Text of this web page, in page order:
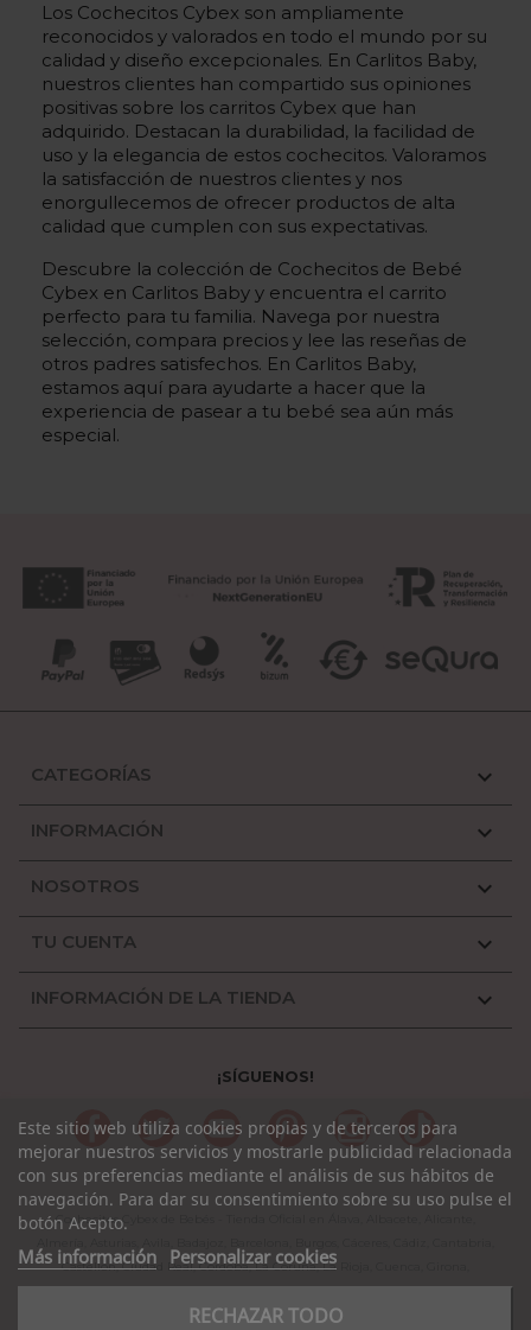
Los Cochecitos Cybex son ampliamente
reconocidos y valorados en todo el mundo por su
calidad y diseño excepcionales. En Carlitos Baby,
nuestros clientes han compartido sus opiniones
positivas sobre los carritos Cybex que han
adquirido. Destacan la durabilidad, la facilidad de
uso y la elegancia de estos cochecitos. Valoramos
la satisfacción de nuestros clientes y nos
enorgullecemos de ofrecer productos de alta
calidad que cumplen con sus expectativas.
Descubre la colección de Cochecitos de Bebé
Cybex en Carlitos Baby y encuentra el carrito
perfecto para tu familia. Navega por nuestra
selección, compara precios y lee las reseñas de
otros padres satisfechos. En Carlitos Baby,
estamos aquí para ayudarte a hacer que la
experiencia de pasear a tu bebé sea aún más
especial.
CATEGORÍAS 
INFORMACIÓN 
NOSOTROS 
TU CUENTA 
INFORMACIÓN DE LA TIENDA 
¡SÍGUENOS!
FacebookTwitterYouTubePinterestInstagramTikTok
Este sitio web utiliza cookies propias y de terceros para
mejorar nuestros servicios y mostrarle publicidad relacionada
con sus preferencias mediante el análisis de sus hábitos de
navegación. Para dar su consentimiento sobre su uso pulse el
botón Acepto.
Más información Personalizar cookies
RECHAZAR TODO
Cochecitos Cybex de Bebés - Tienda Oficial en Álava, Albacete, Alicante,
Castellón, Ciudad Real, Córdoba, La Coruña, La Rioja, Cuenca, Girona,
Granada, Guadalajara, Guipuzcoa, Huelva, Huesca, Jaen, León, Lleida, Lugo,
Madrid, Málaga, Murcia, Navarra, Orense, Palencia, Pontevedra, Rioja,